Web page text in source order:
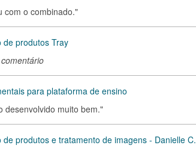
com o combinado."
de produtos Tray
para plataforma de ensino
desenvolvido muito bem."
de produtos e tratamento de imagens - Danielle C.